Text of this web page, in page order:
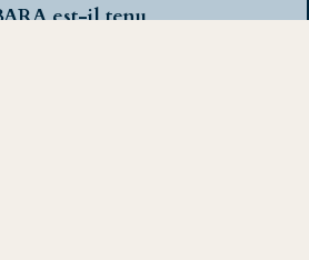
est-il tenu